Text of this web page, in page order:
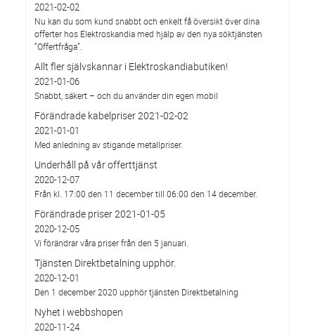
2021-02-02
Nu kan du som kund snabbt och enkelt få översikt över dina
offerter hos Elektroskandia med hjälp av den nya söktjänsten
”Offertfråga”.
Allt fler självskannar i Elektroskandiabutiken!
2021-01-06
Snabbt, säkert – och du använder din egen mobil
Förändrade kabelpriser 2021-02-02
2021-01-01
Med anledning av stigande metallpriser.
Underhåll på vår offerttjänst
2020-12-07
Från kl. 17:00 den 11 december till 06:00 den 14 december.
Förändrade priser 2021-01-05
2020-12-05
Vi förändrar våra priser från den 5 januari.
Tjänsten Direktbetalning upphör.
2020-12-01
Den 1 december 2020 upphör tjänsten Direktbetalning
Nyhet i webbshopen
2020-11-24